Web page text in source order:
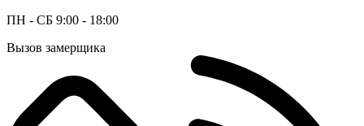
ПН - СБ 9:00 - 18:00
Вызов замерщика